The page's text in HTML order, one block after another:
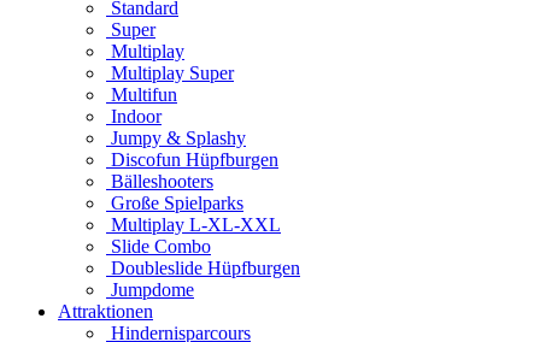
Standard
Super
Multiplay
Multiplay Super
Multifun
Indoor
Jumpy & Splashy
Discofun Hüpfburgen
Bälleshooters
Große Spielparks
Multiplay L-XL-XXL
Slide Combo
Doubleslide Hüpfburgen
Jumpdome
Attraktionen
Hindernisparcours